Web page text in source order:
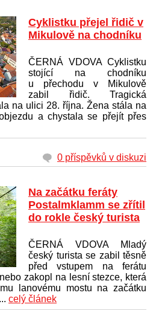
Cyklistku přejel řidič v
Mikulově na chodníku
ČERNÁ VDOVA Cyklistku
stojící na chodníku
u přechodu v Mikulově
zabil řidič. Tragická
na ulici 28. října. Žena stála na
a chystala se přejít přes
0 příspěvků v diskuzi
Na začátku feráty
Postalmklamm se zřítil
do rokle český turista
ČERNÁ VDOVA Mladý
český turista se zabil těsně
před vstupem na ferátu
zakopl na lesní stezce, která
lanovému mostu na začátku
celý článek